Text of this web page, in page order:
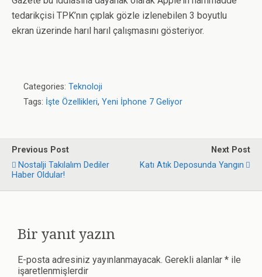
tedarikçisi TPK’nın çıplak gözle izlenebilen 3 boyutlu
ekran üzerinde harıl harıl çalışmasını gösteriyor.
Categories: Teknoloji
Tags: İşte Özellikleri, Yeni İphone 7 Geliyor
Previous Post
Nostalji Takılalım Dediler
Haber Oldular!
Next Post
Katı Atık Deposunda Yangın
Bir yanıt yazın
E-posta adresiniz yayınlanmayacak. Gerekli alanlar * ile
işaretlenmişlerdir